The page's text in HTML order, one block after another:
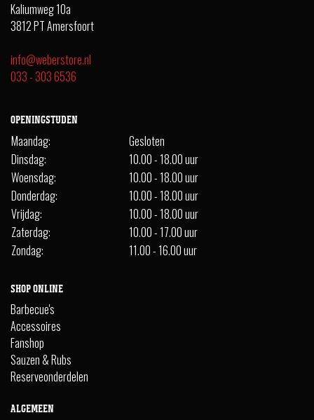
Kaliumweg 10a
3812 PT Amersfoort
info@weberstore.nl
033 - 303 6536
OPENINGSTIJDEN
Maandag:
Gesloten
Dinsdag:
10.00 - 18.00 uur
Woensdag:
10.00 - 18.00 uur
Donderdag:
10.00 - 18.00 uur
Vrijdag:
10.00 - 18.00 uur
Zaterdag:
10.00 - 17.00 uur
Zondag:
11.00 - 16.00 uur
SHOP ONLINE
Barbecue's
Accessoires
Fanshop
Sauzen & Rubs
Reserveonderdelen
ALGEMEEN